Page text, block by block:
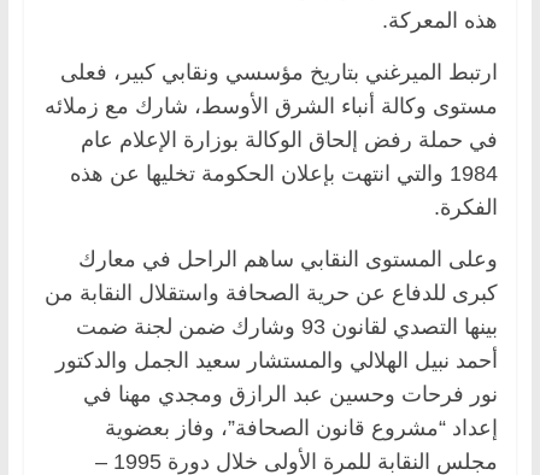
هذه المعركة.
ارتبط الميرغني بتاريخ مؤسسي ونقابي كبير، فعلى
مستوى وكالة أنباء الشرق الأوسط، شارك مع زملائه
في حملة رفض إلحاق الوكالة بوزارة الإعلام عام
1984 والتي انتهت بإعلان الحكومة تخليها عن هذه
الفكرة.
وعلى المستوى النقابي ساهم الراحل في معارك
كبرى للدفاع عن حرية الصحافة واستقلال النقابة من
بينها التصدي لقانون 93 وشارك ضمن لجنة ضمت
أحمد نبيل الهلالي والمستشار سعيد الجمل والدكتور
نور فرحات وحسين عبد الرازق ومجدي مهنا في
إعداد “مشروع قانون الصحافة”، وفاز بعضوية
مجلس النقابة للمرة الأولى خلال دورة 1995 –